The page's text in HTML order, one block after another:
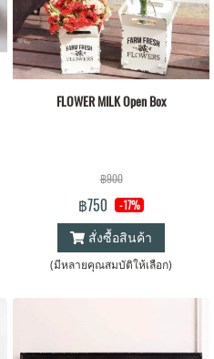
FLOWER MILK Open Box
฿900
฿750 -17%
สั่งซื้อสินค้า
(มีหลายคุณสมบัติให้เลือก)